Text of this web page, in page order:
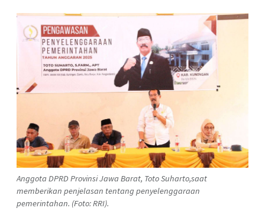
Anggota DPRD Provinsi Jawa Barat, Toto Suharto,saat
memberikan penjelasan tentang penyelenggaraan
pemerintahan. (Foto: RRI).